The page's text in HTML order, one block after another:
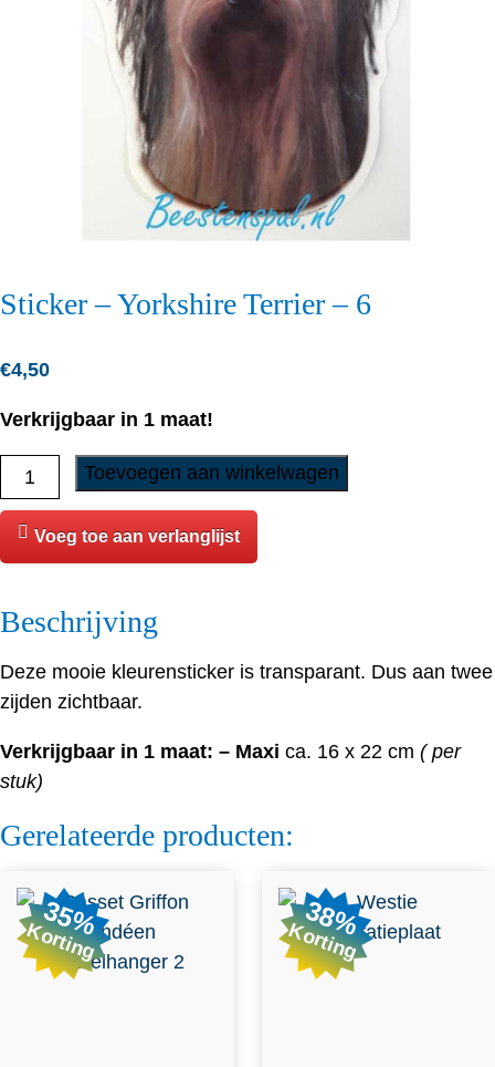
Sticker – Yorkshire Terrier – 6
€4,50
Verkrijgbaar in 1 maat!
Sticker
-
Yorkshire
Terrier
6
Toevoegen aan winkelwagen
Voeg toe aan verlanglijst
Beschrijving
Deze mooie kleurensticker is transparant. Dus aan twee
zijden zichtbaar.
Verkrijgbaar in 1 maat: – Maxi ca. 16 x 22 cm ( per
stuk)
Gerelateerde producten:
35%
Korting
38%
Korting